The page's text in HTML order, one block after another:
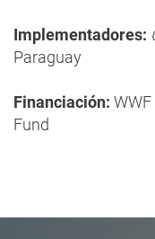
Implementadores:
Paraguay
Financiación:
Fund